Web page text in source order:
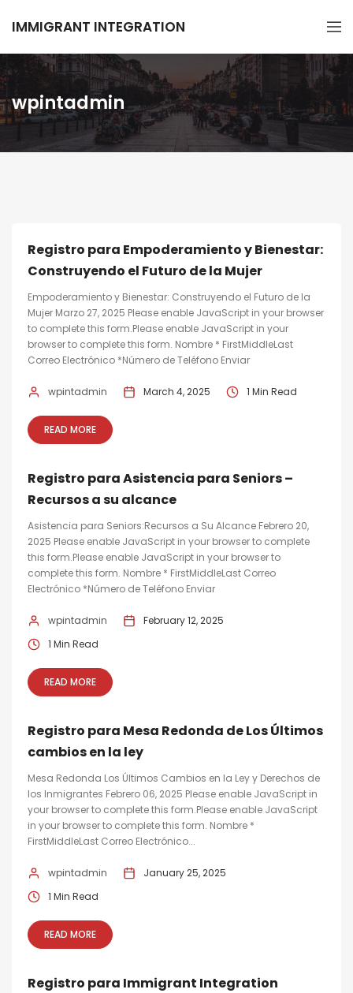
IMMIGRANT INTEGRATION
wpintadmin
Registro para Empoderamiento y Bienestar:
Construyendo el Futuro de la Mujer
Empoderamiento y Bienestar: Construyendo el Futuro de la
Mujer Marzo 27, 2025 Please enable JavaScript in your browser
to complete this form.Please enable JavaScript in your
browser to complete this form. Nombre * FirstMiddleLast
Correo Electrónico *Número de Teléfono Enviar
wpintadmin March 4, 2025 1 Min Read
READ MORE
Registro para Asistencia para Seniors –
Recursos a su alcance
Asistencia para Seniors:Recursos a Su Alcance Febrero 20,
2025 Please enable JavaScript in your browser to complete
this form.Please enable JavaScript in your browser to
complete this form. Nombre * FirstMiddleLast Correo
Electrónico *Número de Teléfono Enviar
wpintadmin
February 12, 2025
1 Min Read
READ MORE
Registro para Mesa Redonda de Los Últimos
cambios en la ley
Mesa Redonda Los Últimos Cambios en la Ley y Derechos de
los Inmigrantes Febrero 06, 2025 Please enable JavaScript in
your browser to complete this form.Please enable JavaScript
in your browser to complete this form. Nombre *
FirstMiddleLast Correo Electrónico...
wpintadmin
January 25, 2025
1 Min Read
READ MORE
Registro para Immigrant Integration